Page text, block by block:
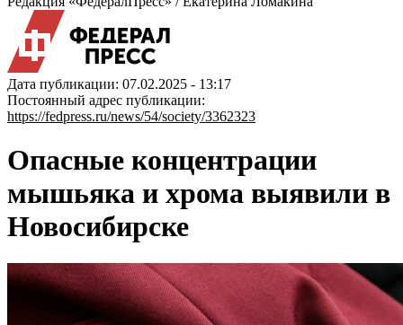
Дата публикации: 07.02.2025 - 13:17
Постоянный адрес публикации:
https://fedpress.ru/news/54/society/3362323
Опасные концентрации
мышьяка и хрома выявили в
Новосибирске